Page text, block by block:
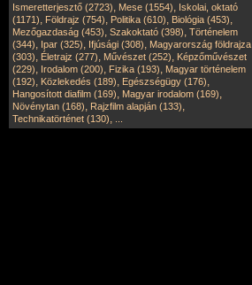
Ismeretterjesztő (2723), Mese (1554), Iskolai, oktató
(1171), Földrajz (754), Politika (610), Biológia (453),
Mezőgazdaság (453), Szakoktató (398), Történelem
(344), Ipar (325), Ifjúsági (308), Magyarország földrajza
(303), Életrajz (277), Művészet (252), Képzőművészet
(229), Irodalom (200), Fizika (193), Magyar történelem
(192), Közlekedés (189), Egészségügy (176),
Hangosított diafilm (169), Magyar irodalom (169),
Növénytan (168), Rajzfilm alapján (133),
Technikatörténet (130),